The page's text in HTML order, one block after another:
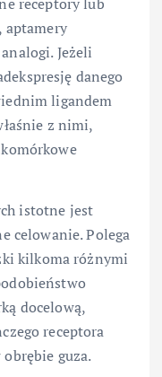
aptamery
Jeżeli
danego
ligandem
z nimi,
istotne jest
celowanie. Polega
kilkoma różnymi
docelową,
receptora
guza.